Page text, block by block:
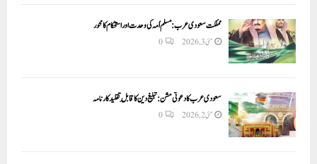
مملکت سعودی عرب: مسلم اُمہ کی وحدت اور استحکام کا محور
مئی 3, 2026 0
سعودی عرب کا دعوتی مشن: تبلیغ دین کا قابلِ تقلید کارنامہ
مئی 2, 2026 0